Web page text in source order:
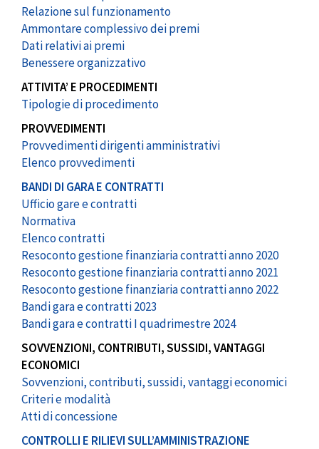
Relazione sul funzionamento
Ammontare complessivo dei premi
Dati relativi ai premi
Benessere organizzativo
ATTIVITA’ E PROCEDIMENTI
Tipologie di procedimento
PROVVEDIMENTI
Provvedimenti dirigenti amministrativi
Elenco provvedimenti
BANDI DI GARA E CONTRATTI
Ufficio gare e contratti
Normativa
Elenco contratti
Resoconto gestione finanziaria contratti anno 2020
Resoconto gestione finanziaria contratti anno 2021
Resoconto gestione finanziaria contratti anno 2022
Bandi gara e contratti 2023
Bandi gara e contratti I quadrimestre 2024
SOVVENZIONI, CONTRIBUTI, SUSSIDI, VANTAGGI
ECONOMICI
Sovvenzioni, contributi, sussidi, vantaggi economici
Criteri e modalità
Atti di concessione
CONTROLLI E RILIEVI SULL’AMMINISTRAZIONE